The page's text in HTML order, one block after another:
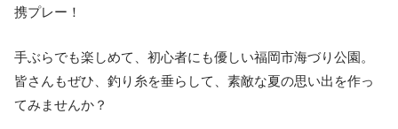
携プレー！
手ぶらでも楽しめて、初心者にも優しい福岡市海づり公園。
皆さんもぜひ、釣り糸を垂らして、素敵な夏の思い出を作っ
てみませんか？